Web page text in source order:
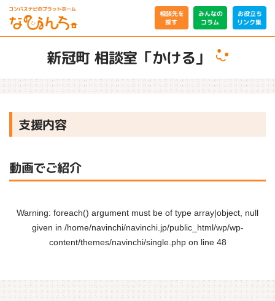
相談先を
探す
みんなの
コラム
お役立ち
リンク集
新冠町 相談室「かける」
支援内容
動画でご紹介
Warning: foreach() argument must be of type array|object, null
given in /home/navinchi/navinchi.jp/public_html/wp/wp-
content/themes/navinchi/single.phpon line 48